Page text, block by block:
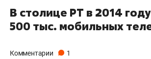
В столице РТ в 2014
500 тыс. мобильных
Комментарии 1